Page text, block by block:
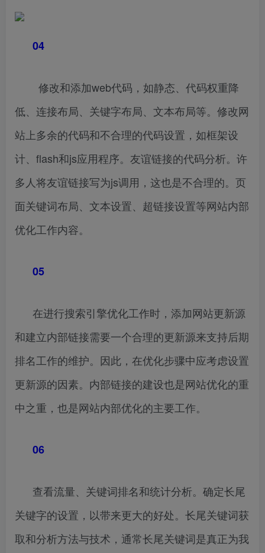
04
修改和添加web代码，如静态、代码权重降
低、连接布局、关键字布局、文本布局等。修改网
站上多余的代码和不合理的代码设置，如框架设
计、flash和js应用程序。友谊链接的代码分析。许
多人将友谊链接写为js调用，这也是不合理的。页
面关键词布局、文本设置、超链接设置等网站内部
优化工作内容。
05
在进行搜索引擎优化工作时，添加网站更新源
和建立内部链接需要一个合理的更新源来支持后期
排名工作的维护。因此，在优化步骤中应考虑设置
更新源的因素。内部链接的建设也是网站优化的重
中之重，也是网站内部优化的主要工作。
06
查看流量、关键词排名和统计分析。确定长尾
关键字的设置，以带来更大的好处。长尾关键词获
取和分析方法与技术，通常长尾关键词是真正为我